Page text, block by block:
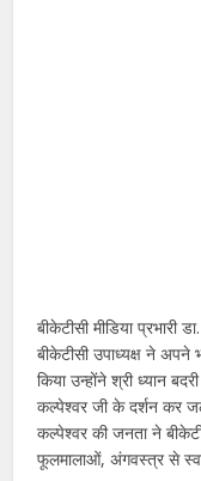
बीकेटीसी मीडिया प्रभारी
बीकेटीसी उपाध्यक्ष ने अपने
किया उन्होंने श्री ध्यान
कल्पेश्वर जी के दर्शन कर
कल्पेश्वर की जनता ने
फूलमालाओं, अंगवस्त्र से